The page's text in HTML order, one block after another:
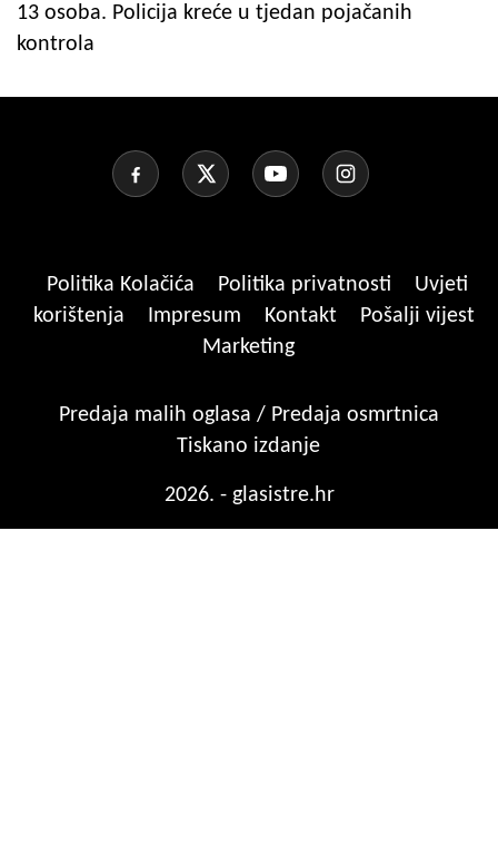
13 osoba. Policija kreće u tjedan pojačanih
kontrola
Politika Kolačića Politika privatnosti
Uvjeti
korištenja
Impresum Kontakt
Pošalji vijest
Marketing
Predaja malih oglasa / Predaja osmrtnica
Tiskano izdanje
2026. - glasistre.hr